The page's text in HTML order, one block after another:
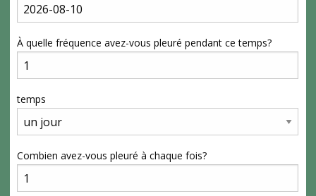
À quelle fréquence avez-vous pleuré pendant ce temps?
temps
Combien avez-vous pleuré à chaque fois?